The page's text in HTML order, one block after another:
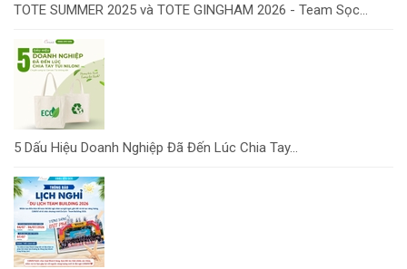
TOTE SUMMER 2025 và TOTE GINGHAM 2026 - Team Sọc...
5 Dấu Hiệu Doanh Nghiệp Đã Đến Lúc Chia Tay...